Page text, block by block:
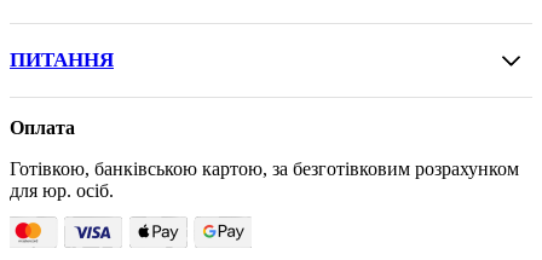
ПИТАННЯ
Оплата
Готівкою, банківською картою, за безготівковим розрахунком
для юр. осіб.